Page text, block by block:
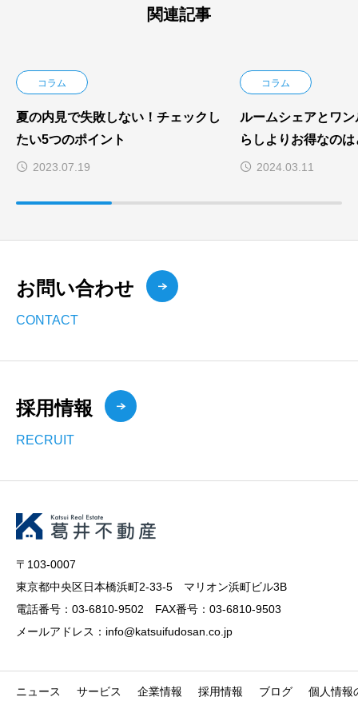
関連記事
コラム
夏の内見で失敗しない！チェックし
たい5つのポイント
2023.07.19
コラム
ルームシェアとワ
らしよりお得なの
2024.03.11
お問い合わせ
CONTACT
採用情報
RECRUIT
〒103-0007
東京都中央区日本橋浜町2-33-5 マリオン浜町ビル3B
電話番号：03-6810-9502 FAX番号：03-6810-9503
メールアドレス：info@katsuifudosan.co.jp
ニュース サービス 企業情報 採用情報 ブログ 個人情報